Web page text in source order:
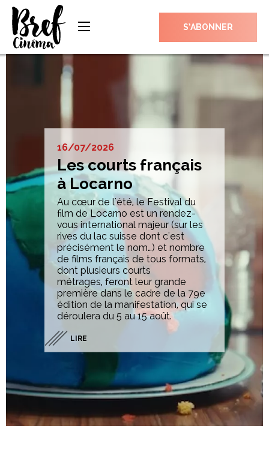
S’ABONNER
16/07/2026
Les courts français
à Locarno
Au cœur de l'été, le Festival du
film de Locarno est un rendez-
vous international majeur (sur les
rives du lac suisse dont c'est
précisément le nom…) et nombre
de films français de tous formats,
dont plusieurs courts
métrages, feront leur grande
première dans le cadre de la 79e
édition de la manifestation, qui se
déroulera du 5 au 15 août.
LIRE